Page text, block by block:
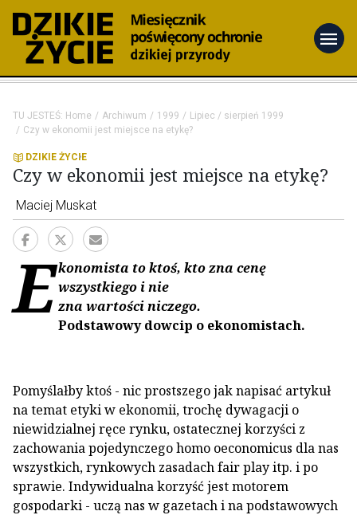
menu
TU JESTEŚ: Home Archiwum 1999
Lipiec / sierpień 1999
Czy w ekonomii jest miejsce na etykę?
DZIKIE ŻYCIE
Czy w ekonomii jest miejsce na etykę?
Maciej Muskat
Ekonomista to ktoś, kto zna cenę
wszystkiego i nie
zna wartości niczego.
Podstawowy dowcip o ekonomistach.
Pomyślałby ktoś - nic prostszego jak napisać artykuł
na temat etyki w ekonomii, trochę dywagacji o
niewidzialnej ręce rynku, ostatecznej korzyści z
zachowania pojedynczego homo oeconomicus dla nas
wszystkich, rynkowych zasadach fair play itp. i po
sprawie. Indywidualna korzyść jest motorem
gospodarki - uczą nas w gazetach i na podstawowych